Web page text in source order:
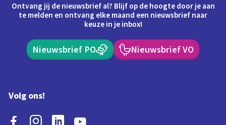
Ontvang jij de nieuwsbrief al? Blijf op de hoogte door je aan
te melden en ontvang elke maand een nieuwsbrief naar
keuze in je inbox!
Nieuwsbrief PO Nieuwsbrief VO
Volg ons!